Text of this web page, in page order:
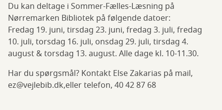
Du kan deltage i Sommer-Fælles-Læsning på
Nørremarken Bibliotek på følgende datoer:
Fredag 19. juni, tirsdag 23. juni, fredag 3. juli, fredag
10. juli, torsdag 16. juli, onsdag 29. juli, tirsdag 4.
august & torsdag 13. august. Alle dage kl. 10-11.30.
Har du spørgsmål? Kontakt Else Zakarias på mail,
ez@vejlebib.dk,eller telefon, 40 42 87 68